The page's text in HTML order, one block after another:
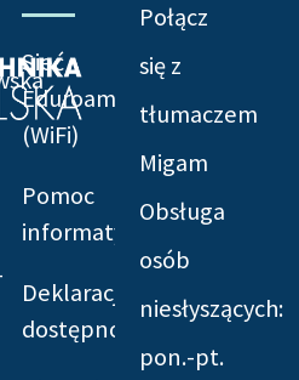
Sieć
Eduroam
(WiFi)
Pomoc
informatyczna
Deklaracja
dostępności
Połącz
się z
tłumaczem
Migam
Obsługa
osób
niesłyszących:
pon.-pt.